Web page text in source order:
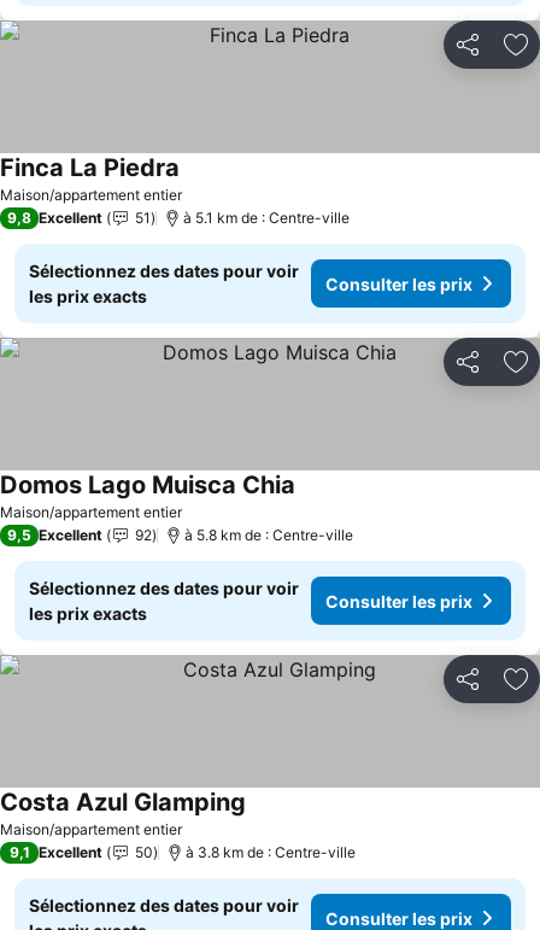
Partager
Maison/appartement entier
Finca La Piedra
9,8 Excellent 51 à 5.1 km de : Centre-ville
Sélectionnez des dates pour voir
les prix exacts
Consulter les prix
Partager
Maison/appartement entier
Domos Lago Muisca Chia
9,5 Excellent 92 à 5.8 km de : Centre-ville
Sélectionnez des dates pour voir
les prix exacts
Consulter les prix
Partager
Maison/appartement entier
Costa Azul Glamping
9,1 Excellent 50 à 3.8 km de : Centre-ville
Sélectionnez des dates pour voir
Consulter les prix